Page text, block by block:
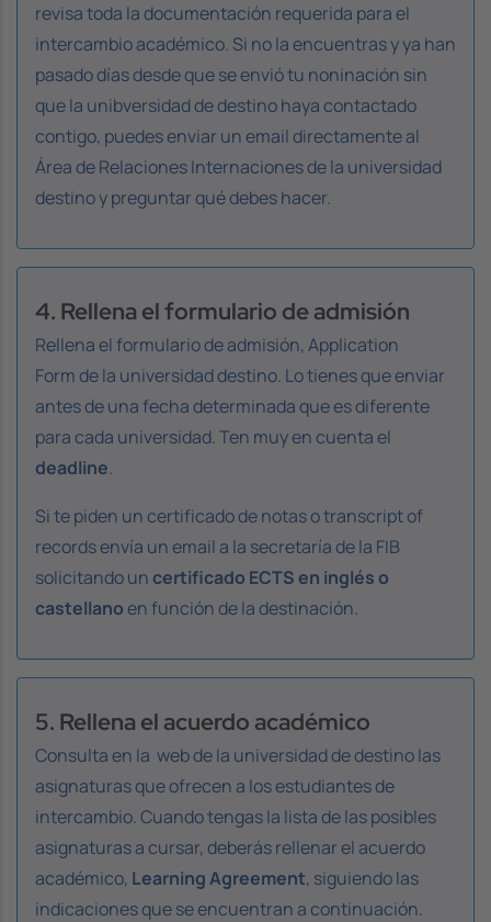
revisa toda la documentación requerida para el
intercambio académico. Si no la encuentras y ya han
pasado días desde que se envió tu noninación sin
que la unibversidad de destino haya contactado
contigo, puedes enviar un email directamente al
Área de Relaciones Internaciones de la universidad
destino y preguntar qué debes hacer.
4. Rellena el formulario de admisión
Rellena el formulario de admisión,Application
Formde la universidad destino. Lo tienes que enviar
antes de una fecha determinada que es diferente
para cada universidad. Ten muy en cuenta el
deadline.
Si te piden un certificado de notas o transcript of
records envía un email a la secretaría de la FIB
solicitando uncertificado ECTS en inglés o
castellanoen función de la destinación.
5. Rellena el acuerdo académico
Consulta en la web de la universidad de destino las
asignaturas que ofrecen a los estudiantes de
intercambio. Cuando tengas la lista de las posibles
asignaturas a cursar, deberás rellenar el acuerdo
académico, Learning Agreement, siguiendo las
indicaciones que se encuentran a continuación.